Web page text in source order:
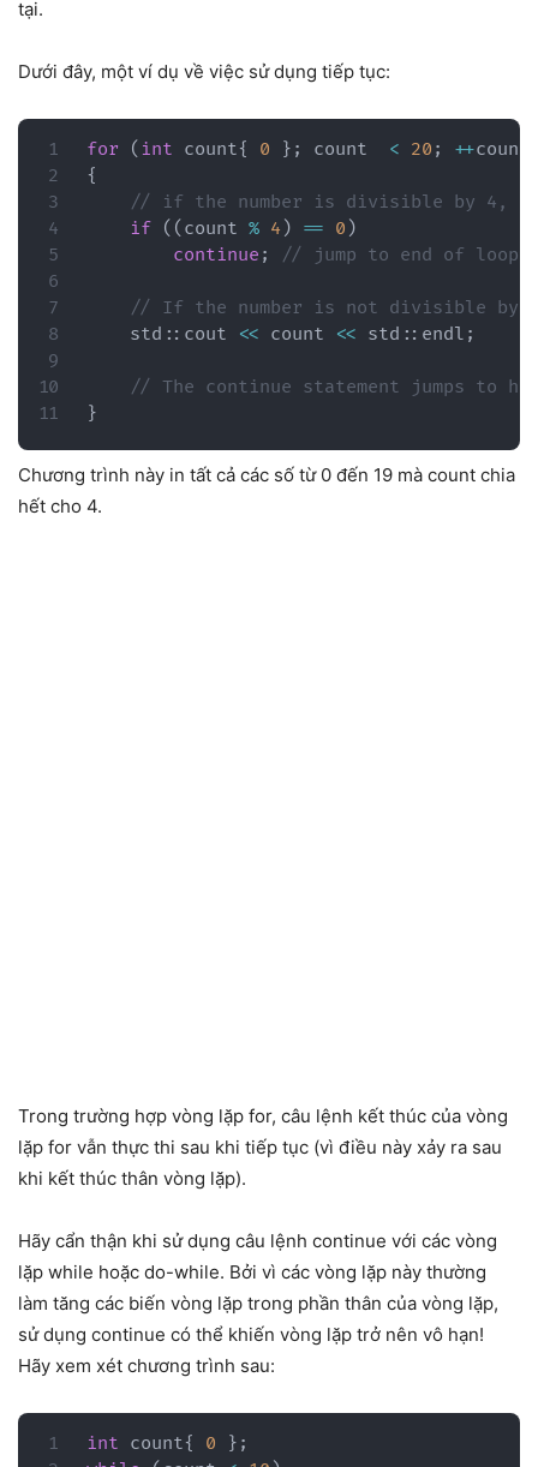
tại.
Dưới đây, một ví dụ về việc sử dụng tiếp tục:
for ( int count{ 0 } ; count < 20 ; ++count
{
// if the number is divisible by 4,
if ( ( count % 4 ) == 0 )
continue ; // jump to end of loop
// If the number is not divisible by
    std
:: cout << count << std :: endl ;
// The continue statement jumps to
}
Chương trình này in tất cả các số từ 0 đến 19 mà count chia
hết cho 4.
Trong trường hợp vòng lặp for, câu lệnh kết thúc của vòng
lặp for vẫn thực thi sau khi tiếp tục (vì điều này xảy ra sau
khi kết thúc thân vòng lặp).
Hãy cẩn thận khi sử dụng câu lệnh continue với các vòng
lặp while hoặc do-while. Bởi vì các vòng lặp này thường
làm tăng các biến vòng lặp trong phần thân của vòng lặp,
sử dụng continue có thể khiến vòng lặp trở nên vô hạn!
Hãy xem xét chương trình sau:
int count{ 0 } ;